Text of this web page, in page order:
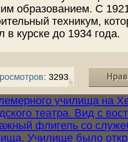
образованием. С
техникум,
в курске до 1934 года.
3293